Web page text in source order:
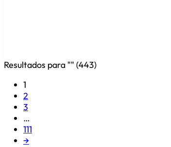
Resultados para "" (443)
1
2
3
…
111
→